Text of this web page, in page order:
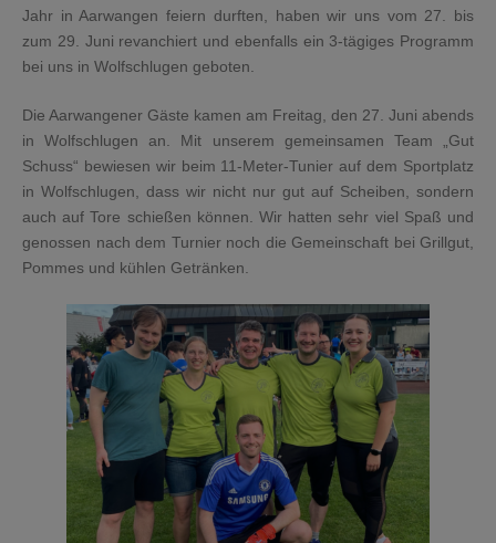
Jahr in Aarwangen feiern durften, haben wir uns vom 27. bis
zum 29. Juni revanchiert und ebenfalls ein 3-tägiges Programm
bei uns in Wolfschlugen geboten.
Die Aarwangener Gäste kamen am Freitag, den 27. Juni abends
in Wolfschlugen an. Mit unserem gemeinsamen Team „Gut
Schuss“ bewiesen wir beim 11-Meter-Tunier auf dem Sportplatz
in Wolfschlugen, dass wir nicht nur gut auf Scheiben, sondern
auch auf Tore schießen können. Wir hatten sehr viel Spaß und
genossen nach dem Turnier noch die Gemeinschaft bei Grillgut,
Pommes und kühlen Getränken.